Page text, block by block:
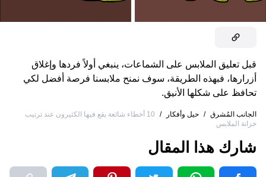
قبل تعليق الملابس على الشماعات، ينبغي أولاً فردها وإغلاق
أزرارها، فبهذه الطريقة، سوف نمنح ملابسنا فرصة أفضل لكي
تحافظ على شكلها الأنيق.
الجانب المُشرق / حيل وأفكار /
10 أخطاء شائعة يقع فيها الكثيرون عند ترتيب
خزانة الملابس
شارك هذا المقال